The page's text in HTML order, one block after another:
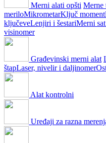
Merni alati opšti Merne
meriloMikrometarKljuč moment
ključeveLenjiri i šestariMerni
visinomer
Građevinski merni alat
štapLaser, nivelir i daljinomer
Alat kontrolni
Uređaji za razna